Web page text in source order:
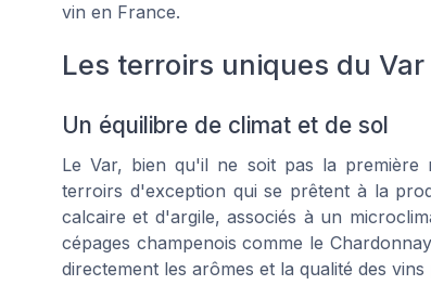
vin en France.
Les terroirs uniques du Var
Un équilibre de climat et de sol
Le Var, bien qu'il ne soit pas la première
terroirs d'exception qui se prêtent à la
calcaire et d'argile, associés à un
cépages champenois comme le
directement les arômes et la qualité des vins